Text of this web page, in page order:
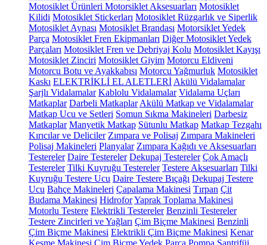
Motosiklet Ürünleri Motorsiklet Aksesuarları Motosiklet
Kilidi Motosiklet Stickerları Motosiklet Rüzgarlık ve Siperlik
Motosiklet Aynası Motosiklet Brandası Motorsiklet Yedek
Parça Motosiklet Fren Ekipmanları Diğer Motosiklet Yedek
Parçaları Motosiklet Fren ve Debriyaj Kolu Motosiklet Kayışı
Motosiklet Zinciri Motosiklet Giyim Motorcu Eldiveni
Motorcu Botu ve Ayakkabısı Motorcu Yağmurluk Motosiklet
Kaskı ELEKTRİKLİ EL ALETLERİ Akülü Vidalamalar
Şarjlı Vidalamalar Kablolu Vidalamalar Vidalama Uçları
Matkaplar Darbeli Matkaplar Akülü Matkap ve Vidalamalar
Matkap Ucu ve Setleri Somun Sıkma Makineleri Darbesiz
Matkaplar Manyetik Matkap Sütunlu Matkap Matkap Tezgahı
Kırıcılar ve Deliciler Zımpara ve Polisaj Zımpara Makineleri
Polisaj Makineleri Planyalar Zımpara Kağıdı ve Aksesuarları
Testereler Daire Testereler Dekupaj Testereler Çok Amaçlı
Testereler Tilki Kuyruğu Testereler Testere Aksesuarları Tilki
Kuyruğu Testere Ucu Daire Testere Bıçağı Dekupaj Testere
Ucu Bahçe Makineleri Çapalama Makinesi Tırpan Çit
Budama Makinesi HidroforYaprak Toplama Makinesi
Motorlu Testere Elektrikli Testereler Benzinli Testereler
Testere Zincirleri ve Yağları Çim Biçme Makinesi Benzinli
Çim Biçme Makinesi Elektrikli Çim Biçme Makinesi Kenar
Kesme Makinesi Çim Biçme Yedek Parça Pompa Santrifüj